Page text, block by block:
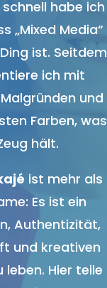
habe ich
„Mixed Media“
ist. Seitdem
ich mit
und
Farben, was
hält.
ist mehr als
Es ist ein
Authentizität,
und kreativen
leben. Hier teile